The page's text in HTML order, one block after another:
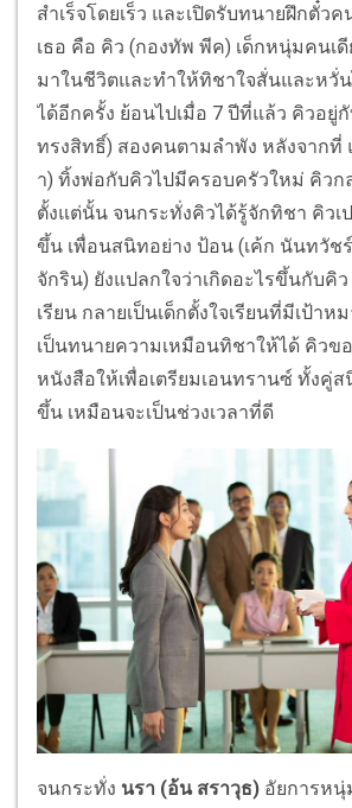
สำเร็จโดยเร็ว และเปิดรับทนายฝึกตั๋ว
เธอ คือ คิว (กองทัพ พีค) เด็กหนุ่มคนเดี
มาในชีวิตและทำให้ทิชาใจสั่นและหวั่
ได้อีกครั้ง ย้อนไปเมื่อ 7 ปีที่แล้ว คิวอยู่
ทรงสิทธิ์) สองคนตามลำพัง หลังจากที่
า) ทิ้งพ่อกับคิวไปมีครอบครัวใหม่ คิวกล
ตั้งแต่นั้น จนกระทั่งคิวได้รู้จักทิชา คิวเ
ขึ้น เพื่อนสนิทอย่าง ป้อน (เค้ก นันทวัช
จักริน) ยังแปลกใจว่าเกิดอะไรขึ้นกับคิว
เรียน กลายเป็นเด็กตั้งใจเรียนที่มีเป้า
เป็นทนายความเหมือนทิชาให้ได้ คิวข
หนังสือให้เพื่อเตรียมเอนทรานซ์ ทั้งคู่
ขึ้น เหมือนจะเป็นช่วงเวลาที่ดี
จนกระทั่ง นรา (อ้น สราวุธ) อัยการหนุ่